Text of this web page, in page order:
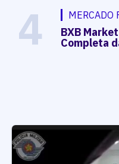
4 MERCADO
BXB
Completa